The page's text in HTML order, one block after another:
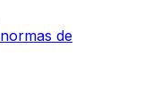
normas de